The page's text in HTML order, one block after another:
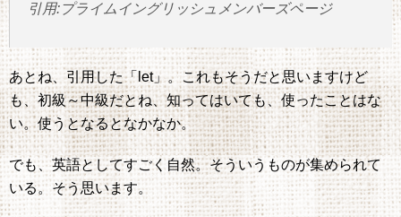
引用:プライムイングリッシュメンバーズページ
あとね、引用した「let」。これもそうだと思いますけど
も、初級～中級だとね、知ってはいても、使ったことはな
い。使うとなるとなかなか。
でも、英語としてすごく自然。そういうものが集められて
いる。そう思います。